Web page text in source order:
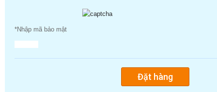
*Nhập mã bảo mật